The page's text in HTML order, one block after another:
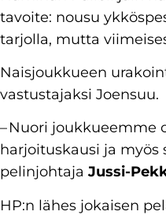
tavoite: nousu
tarjolla, mutta
Naisjoukkueen
vastustajaksi Joensuu.
– Nuori joukkueemme
harjoituskausi ja
pelinjohtajaJussi-
HP:n lähes jokaisen